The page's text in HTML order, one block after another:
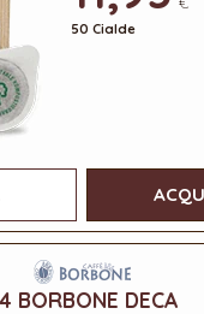
50 Cialde
BORBONE DECA